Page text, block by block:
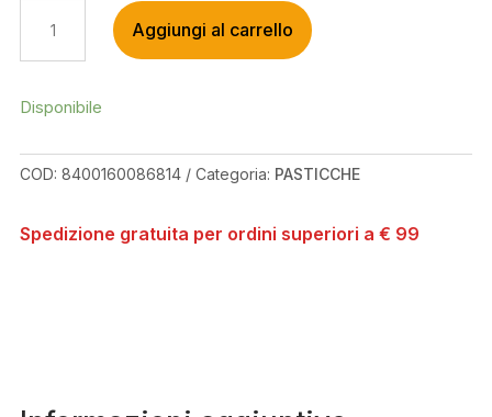
PASTICCHE
PERFORMANCE
V4
Aggiungi al carrello
Disponibile
COD: 8400160086814 Categoria: PASTICCHE
Spedizione gratuita per ordini superiori a € 99